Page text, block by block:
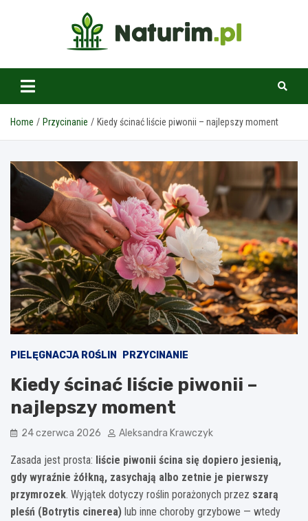
www.naturim.pl
Home Przycinanie Kiedy ścinać liście piwonii – najlepszy moment
PIELĘGNACJA ROŚLIN PRZYCINANIE
Kiedy ścinać liście piwonii –
najlepszy moment
24 czerwca 2026 Aleksandra Krawczyk
Zasada jest prosta: liście piwonii ścina się dopiero jesienią,
gdy wyraźnie żółkną, zasychają albo zetnie je pierwszy
przymrozek. Wyjątek dotyczy roślin porażonych przez szarą
pleśń (Botrytis cinerea) lub inne choroby grzybowe — wtedy